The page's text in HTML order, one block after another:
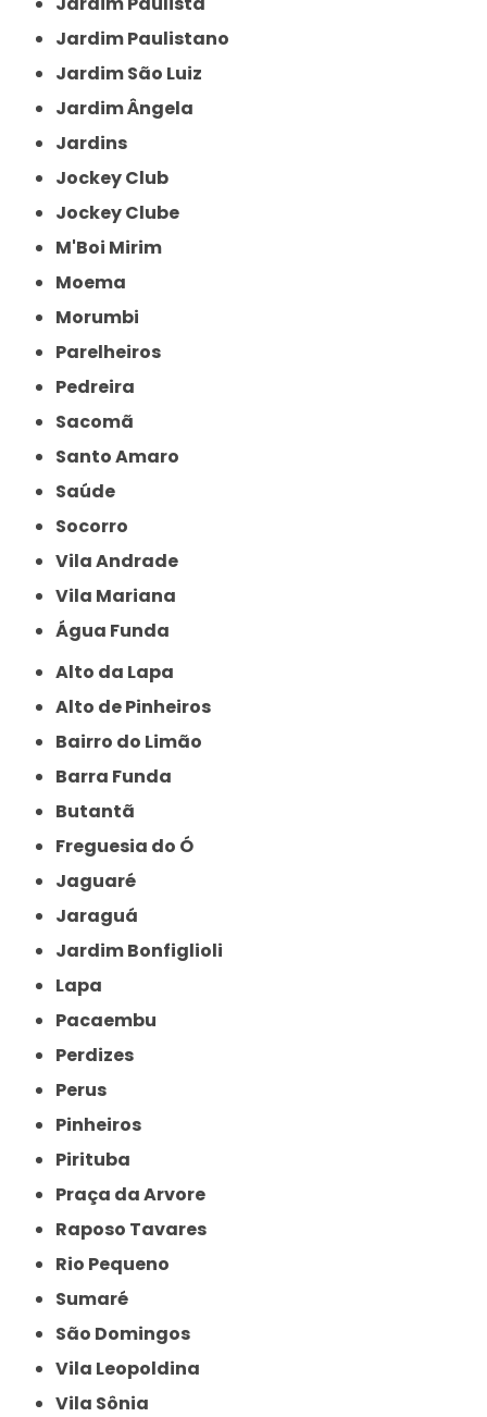
Jardim Paulistano
Jardim São Luiz
Jardim Ângela
Jardins
Jockey Club
Jockey Clube
M'Boi Mirim
Moema
Morumbi
Parelheiros
Pedreira
Sacomã
Santo Amaro
Saúde
Socorro
Vila Andrade
Vila Mariana
Água Funda
Alto da Lapa
Alto de Pinheiros
Bairro do Limão
Barra Funda
Butantã
Freguesia do Ó
Jaguaré
Jaraguá
Jardim Bonfiglioli
Lapa
Pacaembu
Perdizes
Perus
Pinheiros
Pirituba
Praça da Arvore
Raposo Tavares
Rio Pequeno
Sumaré
São Domingos
Vila Leopoldina
Vila Sônia